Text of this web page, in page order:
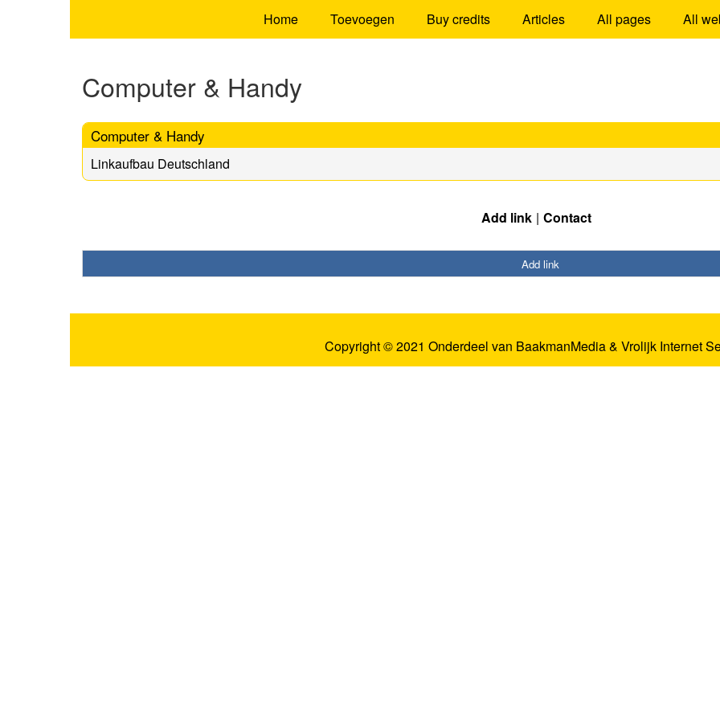
Home Toevoegen Buy credits Articles All pages All
Computer & Handy
Computer & Handy
Linkaufbau Deutschland
Add link Contact
Add link
Copyright © 2021 Onderdeel van BaakmanMedia& Vrolijk Internet